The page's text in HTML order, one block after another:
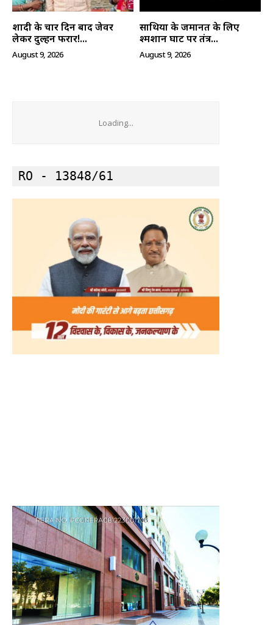
SUBSCRIBE NOW
शादी के चार दिन बाद जेवर
लेकर दुल्हन फरार!...
August 9, 2026
साथियों के जमानत के लिए
श्मशान घाट पर तंत्र...
August 9, 2026
Loading...
RO - 13848/61